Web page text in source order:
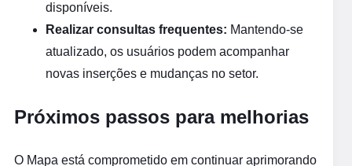
disponíveis.
Realizar consultas frequentes: Mantendo-se
atualizado, os usuários podem acompanhar
novas inserções e mudanças no setor.
Próximos passos para melhorias
O Mapa está comprometido em continuar aprimorando